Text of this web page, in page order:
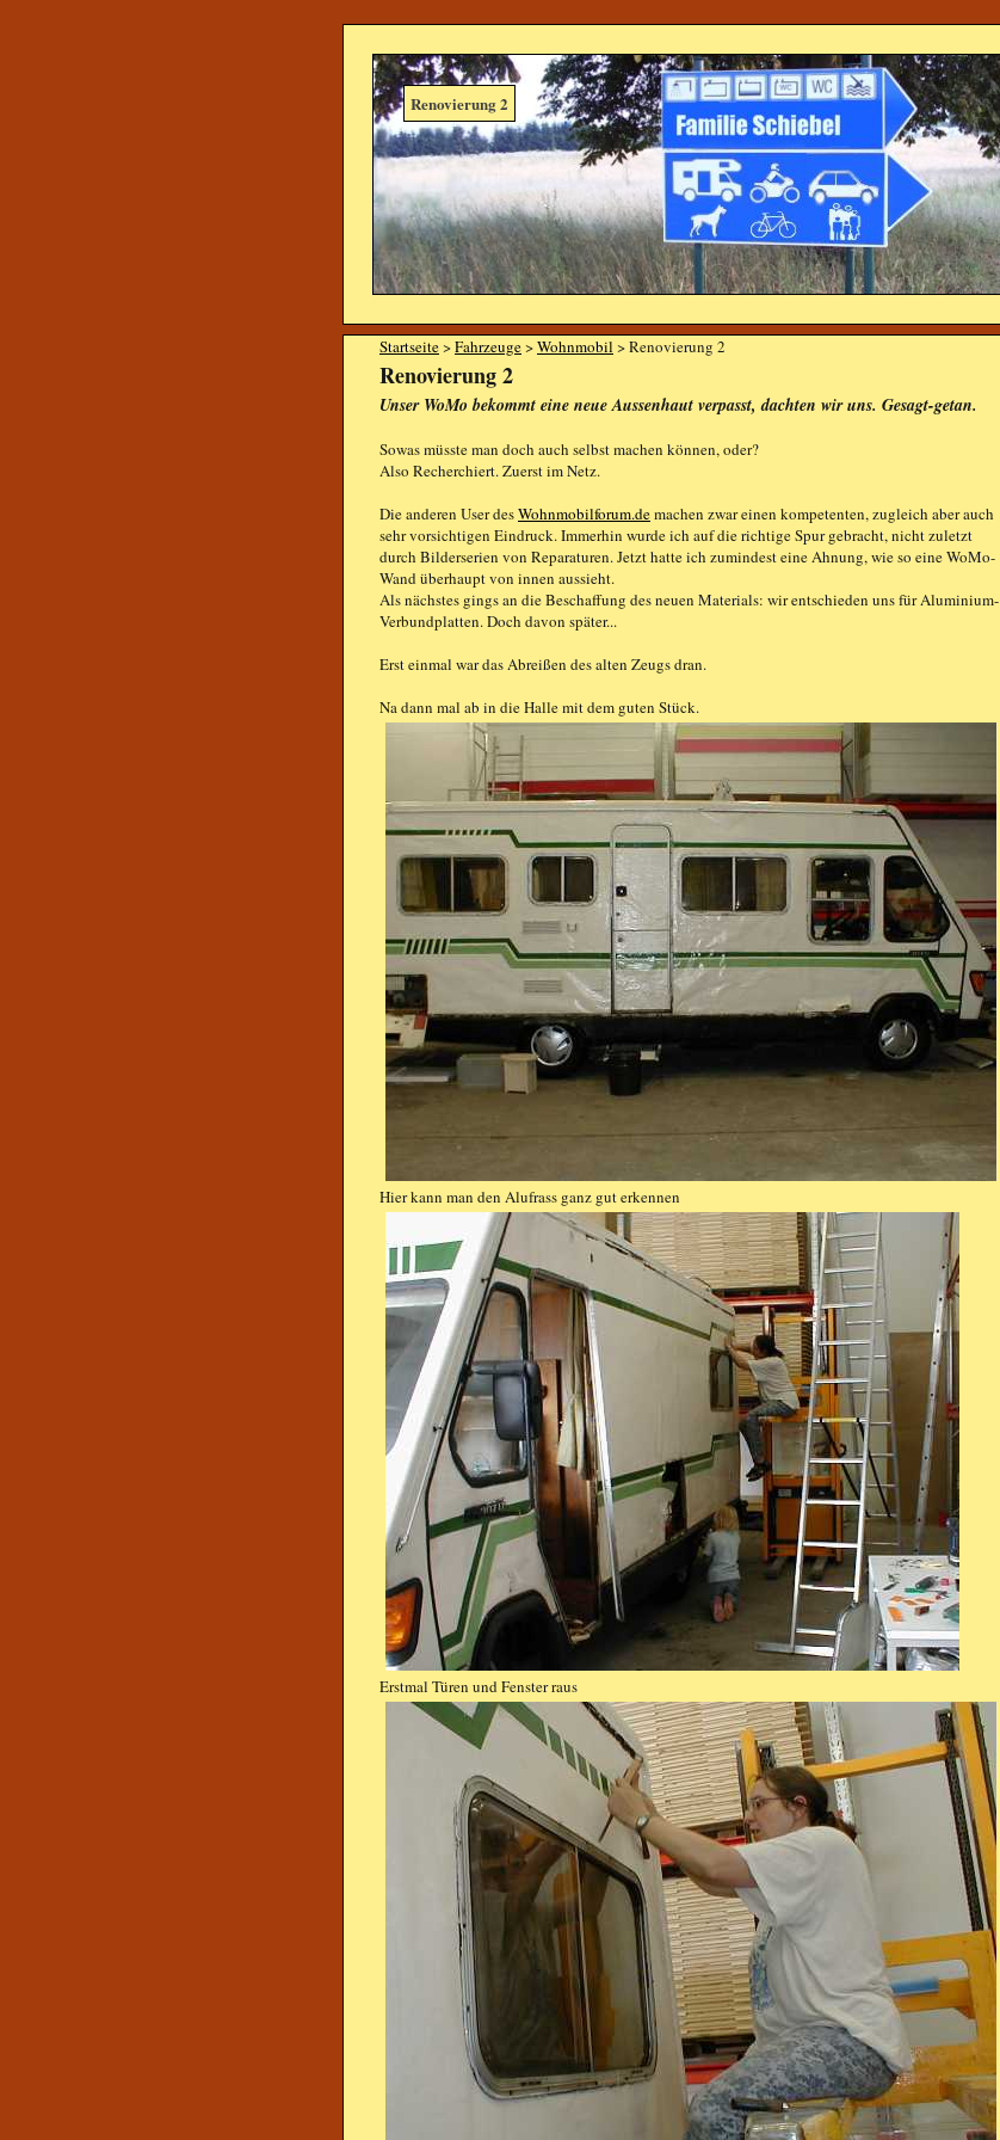
Renovierung 2
Startseite>Fahrzeuge>Wohnmobil > Renovierung 2
Renovierung 2
Unser WoMo bekommt eine neue Aussenhaut verpasst, dachten wir uns. Gesagt-getan.
Sowas müsste man doch auch selbst machen können, oder?
Also Recherchiert. Zuerst im Netz.
Die anderen User desWohnmobilforum.demachen zwar einen kompetenten, zugleich aber auch
sehr vorsichtigen Eindruck. Immerhin wurde ich auf die richtige Spur gebracht, nicht zuletzt
durch Bilderserien von Reparaturen. Jetzt hatte ich zumindest eine Ahnung, wie so eine WoMo-
Wand überhaupt von innen aussieht.
Als nächstes gings an die Beschaffung des neuen Materials: wir entschieden uns für Aluminium-
Verbundplatten. Doch davon später...
Erst einmal war das Abreißen des alten Zeugs dran.
Na dann mal ab in die Halle mit dem guten Stück.
Hier kann man den Alufrass ganz gut erkennen
Erstmal Türen und Fenster raus